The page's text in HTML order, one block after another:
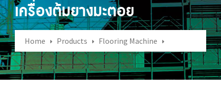
เครื่องต้มยางมะตอย
Home Products Flooring Machine
เครื่องต้มยางมะตอย